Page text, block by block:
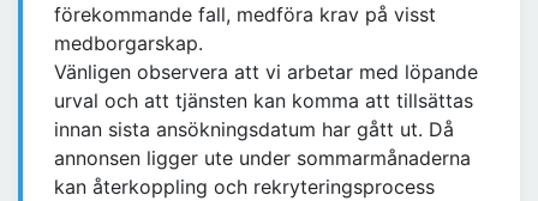
förekommande fall, medföra krav på visst
medborgarskap.
Vänligen observera att vi arbetar med löpande
urval och att tjänsten kan komma att tillsättas
innan sista ansökningsdatum har gått ut. Då
annonsen ligger ute under sommarmånaderna
kan återkoppling och rekryteringsprocess